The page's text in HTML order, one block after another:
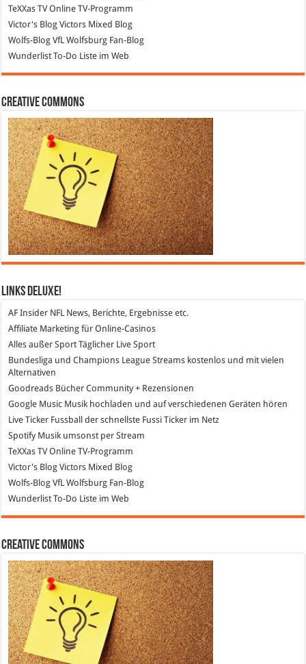
TeXXas TVOnline TV-Programm
Victor's Blog Victors Mixed Blog
Wolfs-Blog VfL Wolfsburg Fan-Blog
WunderlistTo-Do Liste im Web
Creative Commons
Links DeLuXe!
AF Insider NFL News, Berichte, Ergebnisse etc.
Affiliate Marketing für Online-Casinos
Alles außer Sport Täglicher Live Sport
Bundesliga und Champions League Streams kostenlos und mit vielen
Alternativen
Goodreads Bücher Community + Rezensionen
Google Music Musik hochladen und auf verschiedenen Geräten hören
Live Ticker Fussball der schnellste Fussi Ticker im Netz
SpotifyMusik umsonst per Stream
TeXXas TVOnline TV-Programm
Victor's Blog Victors Mixed Blog
Wolfs-Blog VfL Wolfsburg Fan-Blog
Wunderlist To-Do Liste im Web
Creative Commons